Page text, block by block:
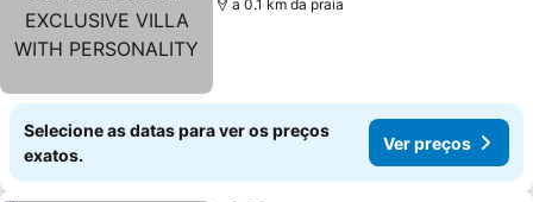
VILLA WITH
a 0.1 km da praia
Selecione as datas para ver os preços
exatos.
Ver preços